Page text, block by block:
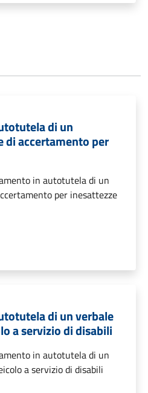
di un
di accertamento per
in autotutela di un
per inesattezze
di un verbale
a servizio di disabili
in autotutela di un
a servizio di disabili